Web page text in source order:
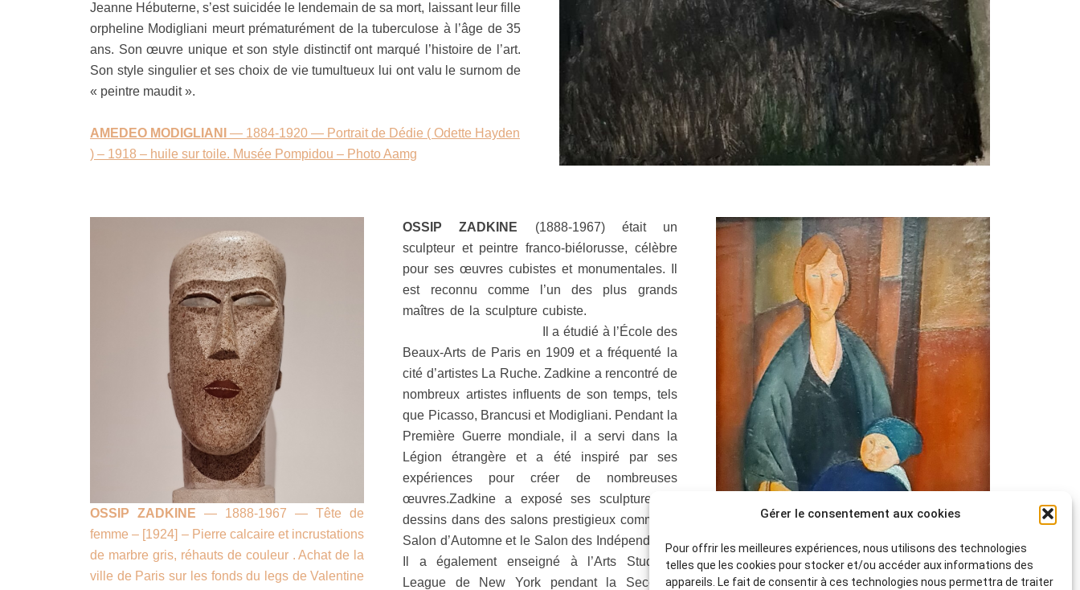
Gérer le consentement aux cookies
Pour offrir les meilleures expériences, nous utilisons des technologies
telles que les cookies pour stocker et/ou accéder aux informations des
appareils. Le fait de consentir à ces technologies nous permettra de traiter
Jeanne Hébuterne, s’est suicidée le lendemain de sa mort, laissant leur fille
orpheline Modigliani meurt prématurément de la tuberculose à l’âge de 35
ans. Son œuvre unique et son style distinctif ont marqué l’histoire de l’art.
Son style singulier et ses choix de vie tumultueux lui ont valu le surnom de
« peintre maudit ».
AMEDEO MODIGLIANI
— 1884-1920 — Portrait de Dédie ( Odette Hayden
) – 1918 – huile sur toile. Musée Pompidou – Photo Aamg
OSSIP ZADKINE — 1888-1967 — Tête de
femme – [1924] – Pierre calcaire et incrustations
de marbre gris, réhauts de couleur . Achat de la
ville de Paris sur les fonds du legs de Valentine
OSSIP ZADKINE (1888-1967) était un
sculpteur et peintre franco-biélorusse, célèbre
pour ses œuvres cubistes et monumentales. Il
est reconnu comme l’un des plus grands
maîtres de la sculpture cubiste.
Il a étudié à l’École des
Beaux-Arts de Paris en 1909 et a fréquenté la
cité d’artistes La Ruche. Zadkine a rencontré de
nombreux artistes influents de son temps, tels
que Picasso, Brancusi et Modigliani. Pendant la
Première Guerre mondiale, il a servi dans la
Légion étrangère et a été inspiré par ses
expériences pour créer de nombreuses
œuvres.Zadkine a exposé ses sculptures et
dessins dans des salons prestigieux comme le
Salon d’Automne et le Salon des Indépendants.
Il a également enseigné à l’Arts Students
League de New York pendant la Seconde